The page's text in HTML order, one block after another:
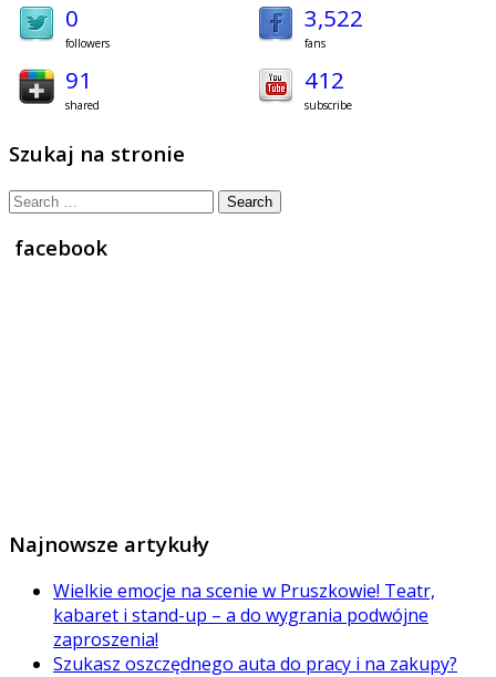
0
followers
3,522
fans
91
shared
412
subscribe
Szukaj na stronie
Search
facebook
Najnowsze artykuły
Wielkie emocje na scenie w Pruszkowie! Teatr,
kabaret i stand-up – a do wygrania podwójne
zaproszenia!
Szukasz oszczędnego auta do pracy i na zakupy?